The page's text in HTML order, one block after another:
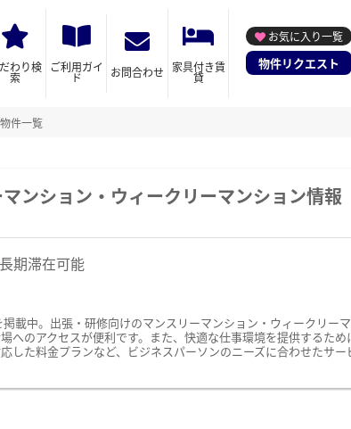
わり検
索
ご利用ガイ
ド お問合わせ 家具付き賃
貸
お気に入り一覧
物件リクエスト
件一覧
ンション・ウィークリーマンション情報
長期滞在可能
載中。出張・研修向けのマンスリーマンション・ウィークリー
へのアクセスが便利です。また、快適な仕事環境を提供するた
た料金プランなど、ビジネスパーソンのニーズに合わせたサー